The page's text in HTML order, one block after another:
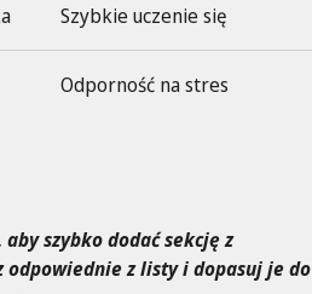
Szybkie uczenie się
Odporność na stres
aby szybko dodać sekcję z
z listy i dopasuj je do